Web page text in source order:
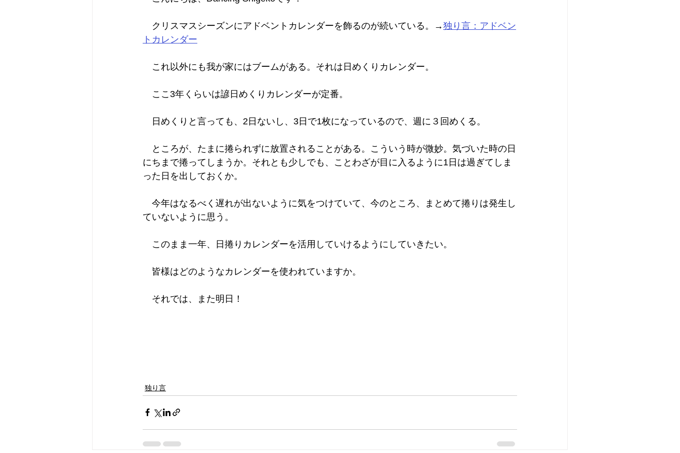
クリスマスシーズンにアドベントカレンダーを飾るのが続いている。→独り言：アドベン
トカレンダー
これ以外にも我が家にはブームがある。それは日めくりカレンダー。
ここ3年くらいは諺日めくりカレンダーが定番。
日めくりと言っても、2日ないし、3日で1枚になっているので、週に３回めくる。
ところが、たまに捲られずに放置されることがある。こういう時が微妙。気づいた時の日
にちまで捲ってしまうか。それとも少しでも、ことわざが目に入るように1日は過ぎてしま
った日を出しておくか。
今年はなるべく遅れが出ないように気をつけていて、今のところ、まとめて捲りは発生し
ていないように思う。
このまま一年、日捲りカレンダーを活用していけるようにしていきたい。
皆様はどのようなカレンダーを使われていますか。
それでは、また明日！
独り言